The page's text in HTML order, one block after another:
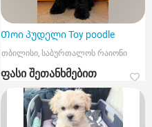
Თოი პუდელი Toy poodle
თბილისი, საბურთალოს რაიონი
ფასი შეთანხმებით